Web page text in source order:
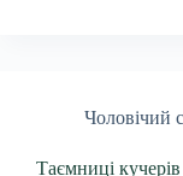
Чоловічий
Таємниці